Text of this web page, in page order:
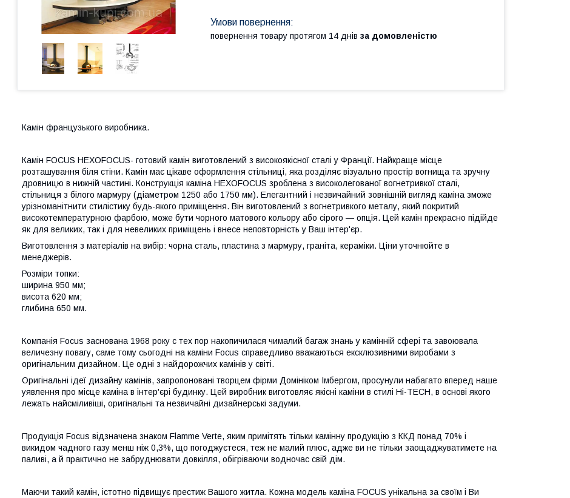
повернення товару протягом 14 днів за домовленістю
Камін французького виробника.
Камін FOCUS HEXOFOCUS- готовий камін виготовлений з високоякісної сталі у Франції. Найкраще місце
розташування біля стіни. Камін має цікаве оформлення стільниці, яка розділяє візуально простір вогнища та зручну
дровницю в нижній частині. Конструкція каміна HEXOFOCUS зроблена з високолегованої вогнетривкої сталі,
стільниця з білого мармуру (діаметром 1250 або 1750 мм). Елегантний і незвичайний зовнішній вигляд каміна зможе
урізноманітнити стилістику будь-якого приміщення. Він виготовлений з вогнетривкого металу, який покритий
високотемпературною фарбою, може бути чорного матового кольору або сірого — опція. Цей камін прекрасно підійде
як для великих, так і для невеликих приміщень і внесе неповторність у Ваш інтер'єр.
Виготовлення з матеріалів на вибір: чорна сталь, пластина з мармуру, граніта, кераміки. Ціни уточнюйте в
менеджерів.
Розміри топки:
ширина 950 мм;
висота 620 мм;
глибина 650 мм.
Компанія Focus заснована 1968 року с тех пор накопичилася чималий багаж знань у камінній сфері та завоювала
величезну повагу, саме тому сьогодні на каміни Focus справедливо вважаються ексклюзивними виробами з
оригінальним дизайном. Це одні з найдорожчих камінів у світі.
Оригінальні ідеї дизайну камінів, запропоновані творцем фірми Домініком Імбергом, просунули набагато вперед наше
уявлення про місце каміна в інтер'єрі будинку. Цей виробник виготовляє якісні каміни в стилі Hi-TECH, в основі якого
лежать найсміливіші, оригінальні та незвичайні дизайнерські задуми.
Продукція Focus відзначена знаком Flamme Verte, яким примітять тільки камінну продукцію з ККД понад 70% і
викидом чадного газу менш ніж 0,3%, що погоджуєтеся, теж не малий плюс, адже ви не тільки заощаджуватимете на
паливі, а й практично не забруднювати довкілля, обігріваючи водночас свій дім.
Маючи такий камін, істотно підвищує престиж Вашого житла. Кожна модель каміна FOCUS унікальна за своїм і Ви